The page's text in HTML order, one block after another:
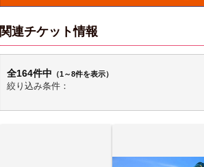
関連チケット情報
全164件中 （1～8件を表示）
絞り込み条件：